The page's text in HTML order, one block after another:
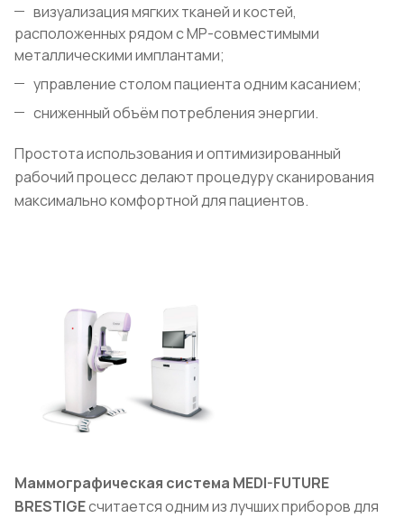
визуализация мягких тканей и костей,
расположенных рядом с МР-совместимыми
металлическими имплантами;
управление столом пациента одним касанием;
сниженный объём потребления энергии.
Простота использования и оптимизированный
рабочий процесс делают процедуру сканирования
максимально комфортной для пациентов.
Маммографическая система MEDI-FUTURE
BRESTIGEсчитается одним из лучших приборов для